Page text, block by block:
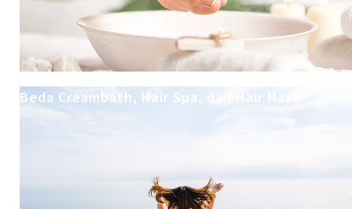
Beda Creambath, Hair Spa, dan Hair Mask